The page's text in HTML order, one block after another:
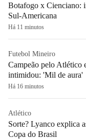
Botafogo x Cienciano:
Sul-Americana
Há 11 minutos
Futebol Mineiro
Campeão pelo Atlético
intimidou: 'Mil de aura'
Há 16 minutos
Atlético
Sorte? Lyanco explica
Copa do Brasil